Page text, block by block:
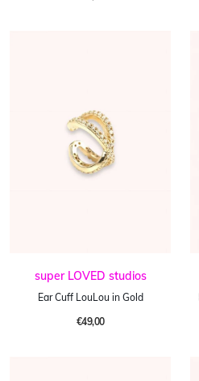
super LOVED studios
Ear Cuff LouLou in Gold
€49,00